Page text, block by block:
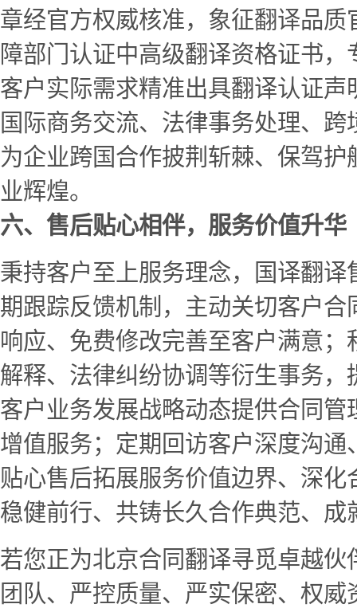
章经官方权威核准，象征翻译品
障部门认证中高级翻译资格证书
客户实际需求精准出具翻译认证
国际商务交流、法律事务处理、
为企业跨国合作披荆斩棘、保驾
业辉煌。
六、售后贴心相伴，服务价值升华
秉持客户至上服务理念，国译翻
期跟踪反馈机制，主动关切客户
响应、免费修改完善至客户满意
解释、法律纠纷协调等衍生事务
客户业务发展战略动态提供合同
增值服务；定期回访客户深度沟
贴心售后拓展服务价值边界、深
稳健前行、共铸长久合作典范、成
若您正为北京合同翻译寻觅卓越
团队、严控质量、严实保密、权